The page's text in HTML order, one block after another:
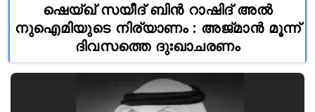
ഷെയ്ഖ് സയീദ് ബിൻ റാഷിദ് അൽ
നുഐമിയുടെ നിര്യാണം : അജ്മാൻ മൂന്ന്
ദിവസത്തെ ദുഃഖാചരണം